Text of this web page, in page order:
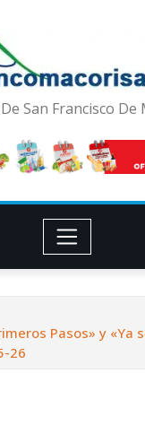
San Francisco De
Pasos» y «Ya
26